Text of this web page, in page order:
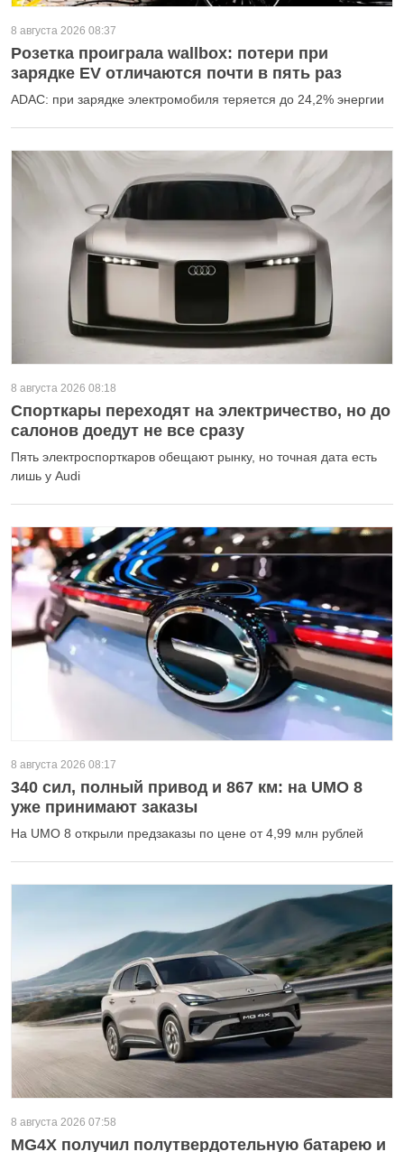
8 августа 2026 08:37
Розетка проиграла wallbox: потери при
зарядке EV отличаются почти в пять раз
ADAC: при зарядке электромобиля теряется до 24,2% энергии
8 августа 2026 08:18
Спорткары переходят на электричество, но до
салонов доедут не все сразу
Пять электроспорткаров обещают рынку, но точная дата есть
лишь у Audi
8 августа 2026 08:17
340 сил, полный привод и 867 км: на UMO 8
уже принимают заказы
На UMO 8 открыли предзаказы по цене от 4,99 млн рублей
8 августа 2026 07:58
MG4X получил полутвердотельную батарею и